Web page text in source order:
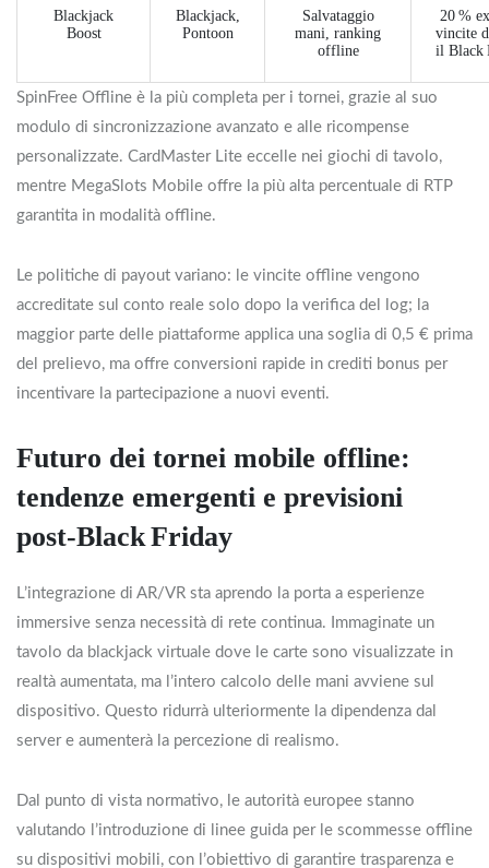
Blackjack
Boost
Blackjack,
Pontoon
Salvataggio
mani, ranking
offline
20 %
vincite
il Black
SpinFree Offline è la più completa per i tornei, grazie al suo
modulo di sincronizzazione avanzato e alle ricompense
personalizzate. CardMaster Lite eccelle nei giochi di tavolo,
mentre MegaSlots Mobile offre la più alta percentuale di RTP
garantita in modalità offline.
Le politiche di payout variano: le vincite offline vengono
accreditate sul conto reale solo dopo la verifica del log; la
maggior parte delle piattaforme applica una soglia di 0,5 € prima
del prelievo, ma offre conversioni rapide in crediti bonus per
incentivare la partecipazione a nuovi eventi.
Futuro dei tornei mobile offline:
tendenze emergenti e previsioni
post‑Black Friday
L’integrazione di AR/VR sta aprendo la porta a esperienze
immersive senza necessità di rete continua. Immaginate un
tavolo da blackjack virtuale dove le carte sono visualizzate in
realtà aumentata, ma l’intero calcolo delle mani avviene sul
dispositivo. Questo ridurrà ulteriormente la dipendenza dal
server e aumenterà la percezione di realismo.
Dal punto di vista normativo, le autorità europee stanno
valutando l’introduzione di linee guida per le scommesse offline
su dispositivi mobili, con l’obiettivo di garantire trasparenza e